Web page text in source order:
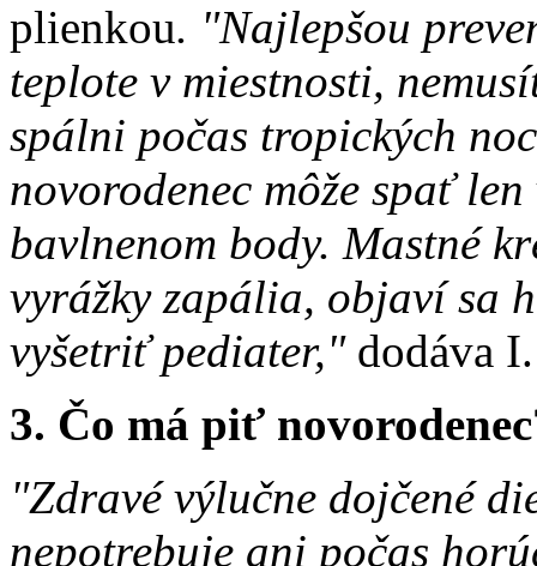
plienkou. "Najlepšou
teplote v miestnosti,
spálni počas tropických
novorodenec môže spať
bavlnenom body. Mastné
vyrážky zapália, objaví sa
vyšetriť pediater,"dodáva
3. Čo má piť
"Zdravé výlučne dojčené
nepotrebuje ani počas